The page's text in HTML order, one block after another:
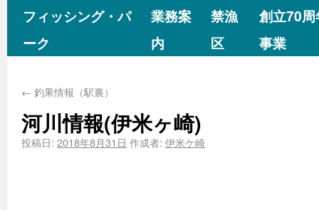
フィッシング・パ
ーク
業務案
内
禁漁
区
創立70
事業
← 釣果情報（駅裏）
河川情報(伊米ヶ崎)
投稿日: 2018年8月31日 作成者: 伊米ケ崎